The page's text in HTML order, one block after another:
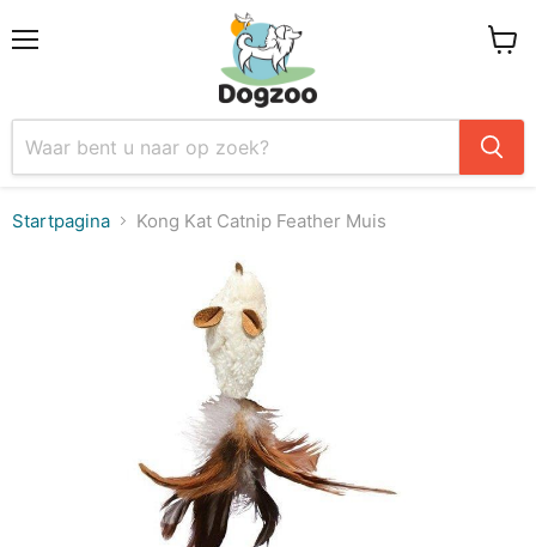
Startpagina Kong Kat Catnip Feather Muis